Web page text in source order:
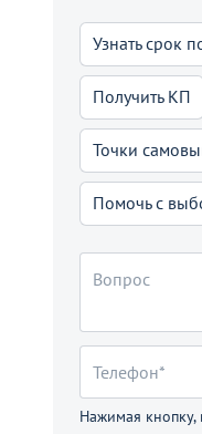
Узнать срок
Получить КП
Точки
Помочь с
Нажимая